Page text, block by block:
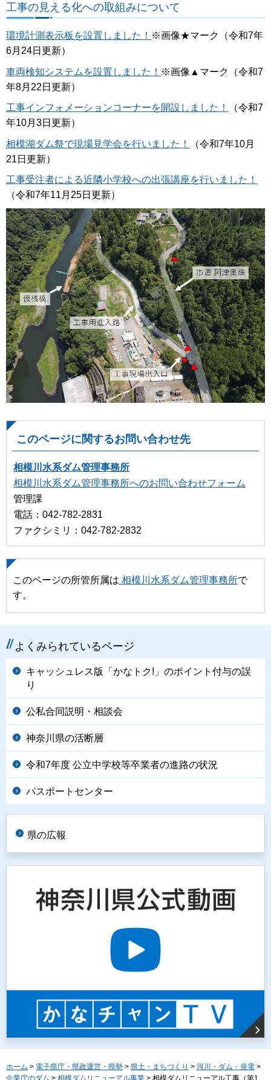
工事の見える化への取組みについて
環境計測表示板を設置しました！ ※画像★マーク（令和7年
6月24日更新）
車両検知システムを設置しました！ ※画像▲マーク（令和7
年8月22日更新）
工事インフォメーションコーナーを開設しました！
（令和7
年10月3日更新）
相模湖ダム祭で現場見学会を行いました！
（令和7年10月
21日更新）
工事受注者による近隣小学校への出張講座を行いました！
（令和7年11月25日更新）
このページに関するお問い合わせ先
相模川水系ダム管理事務所
相模川水系ダム管理事務所へのお問い合わせフォーム
管理課
電話：042-782-2831
ファクシミリ：042-782-2832
このページの所管所属は 相模川水系ダム管理事務所で
す。
よくみられているページ
キャッシュレス版「かなトク!」のポイント付与の誤
り
公私合同説明・相談会
神奈川県の活断層
令和7年度 公立中学校等卒業者の進路の状況
パスポートセンター
県の広報
ホーム > 電子県庁・県政運営・県勢 > 県土・まちづくり > 河川・ダム・発電 >